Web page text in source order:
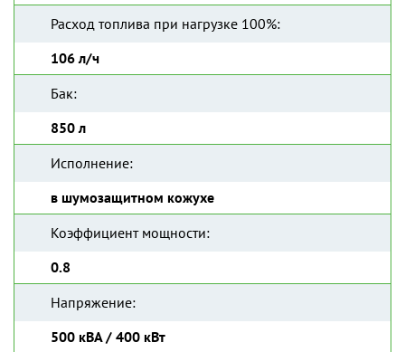
Расход топлива при нагрузке 100%:
106 л/ч
Бак:
850 л
Исполнение:
в шумозащитном кожухе
Коэффициент мощности:
0.8
Напряжение:
500 кВА / 400 кВт